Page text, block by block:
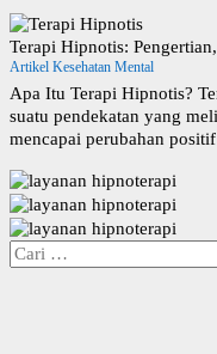
Terapi Hipnotis:
Artikel Kesehatan Mental
Apa Itu Terapi Hipnotis?
suatu pendekatan yang
mencapai perubahan
C
a